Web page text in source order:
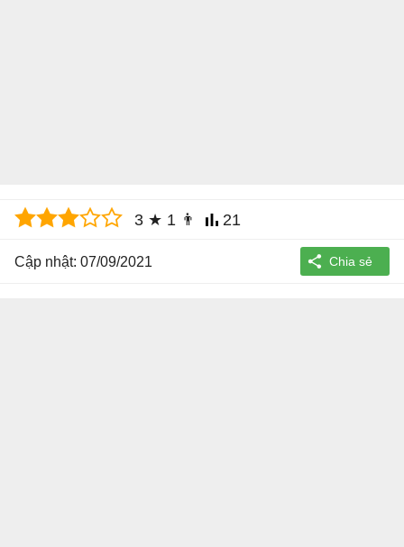
3 ★ 1 👨 21
Cập nhật: 07/09/2021